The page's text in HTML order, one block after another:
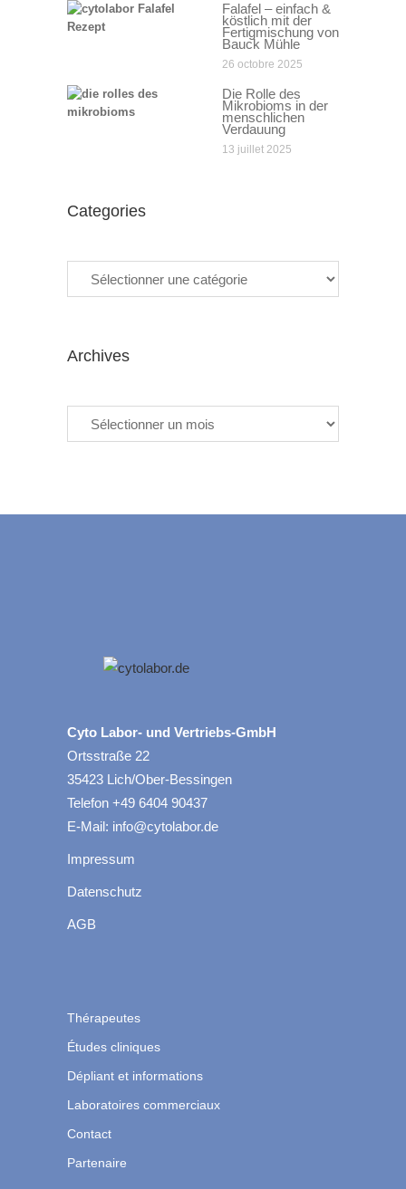
Falafel – einfach &
köstlich mit der
Fertigmischung von
Bauck Mühle
26 octobre 2025
Die Rolle des
Mikrobioms in der
menschlichen
Verdauung
13 juillet 2025
Categories
Archives
Cyto Labor- und Vertriebs-GmbH
Ortsstraße 22
35423 Lich/Ober-Bessingen
Telefon +49 6404 90437
E-Mail: info@cytolabor.de
Impressum
Datenschutz
AGB
Thérapeutes
Études cliniques
Dépliant et informations
Laboratoires commerciaux
Contact
Partenaire